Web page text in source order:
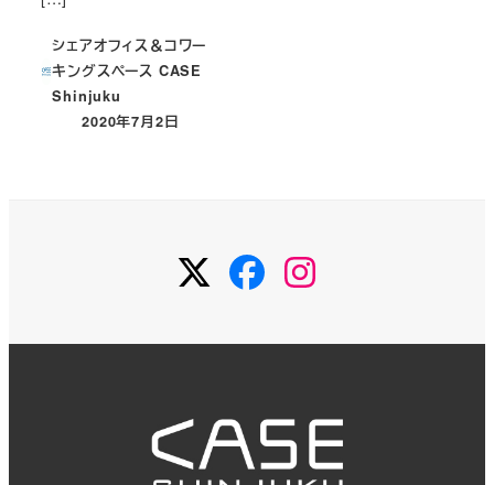
シェアオフィス＆コワー
キングスペース CASE
Shinjuku
投稿日
2020年7月2日
TwitterFacebook